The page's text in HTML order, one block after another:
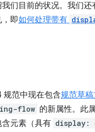
们目前的状况。我们还
即如何处理带有
规范中现在包含规范草
flow 的新属性。此
元素（具有 display: